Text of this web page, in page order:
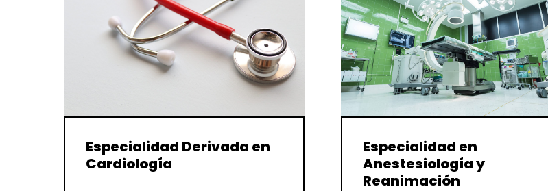
Especialidad Derivada en
Cardiología
Especialidad en
Anestesiología y
Reanimación